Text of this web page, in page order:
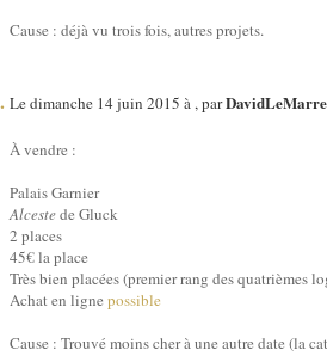
Cause : déjà vu trois fois, autres projets.
Le dimanche 14 juin 2015 à , par
À vendre :
Palais Garnier
Alcestede Gluck
2 places
45€ la place
Très bien placées (premier rang des quatrièmes
Achat en lignepossible
Cause : Trouvé moins cher à une autre date (la